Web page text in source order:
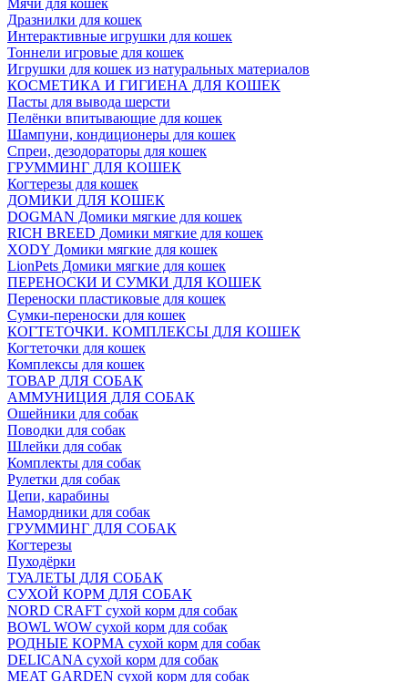
Мячи для кошек
Дразнилки для кошек
Интерактивные игрушки для кошек
Тоннели игровые для кошек
Игрушки для кошек из натуральных материалов
КОСМЕТИКА И ГИГИЕНА ДЛЯ КОШЕК
Пасты для вывода шерсти
Пелёнки впитывающие для кошек
Шампуни, кондиционеры для кошек
Спреи, дезодораторы для кошек
ГРУММИНГ ДЛЯ КОШЕК
Когтерезы для кошек
ДОМИКИ ДЛЯ КОШЕК
DOGMAN Домики мягкие для кошек
RICH BREED Домики мягкие для кошек
XODY Домики мягкие для кошек
LionPets Домики мягкие для кошек
ПЕРЕНОСКИ И СУМКИ ДЛЯ КОШЕК
Переноски пластиковые для кошек
Сумки-переноски для кошек
КОГТЕТОЧКИ. КОМПЛЕКСЫ ДЛЯ КОШЕК
Когтеточки для кошек
Комплексы для кошек
ТОВАР ДЛЯ СОБАК
АММУНИЦИЯ ДЛЯ СОБАК
Ошейники для собак
Поводки для собак
Шлейки для собак
Комплекты для собак
Рулетки для собак
Цепи, карабины
Намордники для собак
ГРУММИНГ ДЛЯ СОБАК
Когтерезы
Пуходёрки
ТУАЛЕТЫ ДЛЯ СОБАК
СУХОЙ КОРМ ДЛЯ СОБАК
NORD CRAFT сухой корм для собак
BOWL WOW сухой корм для собак
РОДНЫЕ КОРМА сухой корм для собак
DELICANA сухой корм для собак
MEAT GARDEN сухой корм для собак